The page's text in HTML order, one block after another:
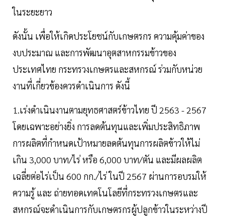
ในระยะยาว
ดังนั้น เพื่อให้เกิดประโยชน์กับเกษตรกร ความคุ้มค่าของ
งบประมาณ และการพัฒนาอุตสาหกรรมข้าวของ
ประเทศไทย กระทรวงเกษตรและสหกรณ์ ร่วมกับหน่วย
งานที่เกี่ยวข้องควรดำเนินการ ดังนี้
1.เร่งดำเนินงานตามยุทธศาสตร์ข้าวไทย ปี 2563 - 2567
โดยเฉพาะอย่างยิ่ง การลดต้นทุนและเพิ่มประสิทธิภาพ
การผลิตที่กำหนดเป้าหมายลดต้นทุนการผลิตข้าวให้ไม่
เกิน 3,000 บาท/ไร่ หรือ 6,000 บาท/ตัน และมีผลผลิต
เฉลี่ยต่อไร่เป็น 600 กก./ไร่ ในปี 2567 ผ่านการอบรมให้
ความรู้ และ ถ่ายทอดเทคโนโลยีที่กระทรวงเกษตรและ
สหกรณ์จะดำเนินการกับเกษตรกรผู้ปลูกข้าวในระหว่างปี